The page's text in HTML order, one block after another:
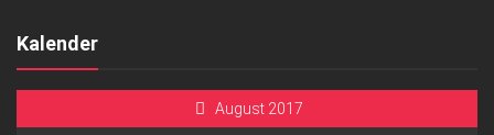
Kalender
August 2017